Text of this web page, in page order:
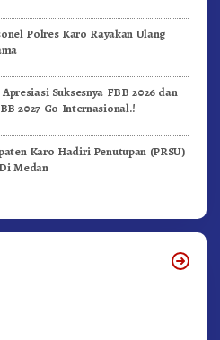
Polres Karo Rayakan Ulang
Suksesnya FBB 2026 dan
2027 Go Internasional.!
Karo Hadiri Penutupan (PRSU)
Medan